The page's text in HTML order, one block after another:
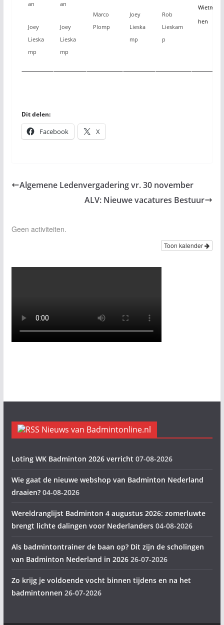
an
Joey
Lieska
mp
an
Joey
Lieska
mp
Marco
Plomp
Joey
Lieska
mp
Rob
Lieskam
p
Wietmarsc
hen
Dit delen:
Facebook X
Algemene Ledenvergadering vr. 30 november
ALV: Nieuwe vacatures Bestuur
Geen activiteiten.
Toon kalender
Nieuws van Badmintonline.nl
Loting WK Badminton 2026 verricht 07-08-2026
Wie gaat de nieuwe webshop van Badminton Nederland
draaien? 04-08-2026
Wereldranglijst Badminton 4 augustus 2026: zomerluwte
brengt lichte dalingen voor Nederlanders 04-08-2026
Als badmintontrainer de baan op? Dit zijn de scholingen
van Badminton Nederland in 2026 26-07-2026
Zo krijg je voldoende vocht binnen tijdens en na het
badmintonnen 26-07-2026